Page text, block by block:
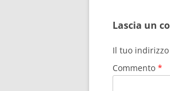
Lascia un
Il tuo
Commento *